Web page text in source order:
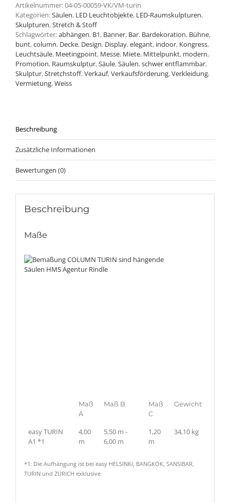
Artikelnummer:04-05-00059-VK/VM-turin
Kategorien:Säulen, LED Leuchtobjekte, LED-Raumskulpturen,
Skulpturen,Stretch & Stoff
Schlagwörter:abhängen, B1, Banner, Bar, Bardekoration, Bühne,
bunt,column, Decke, Design, Display,elegant, indoor, Kongress,
Leuchtsäule, Meetingpoint, Messe, Miete, Mittelpunkt, modern,
Promotion, Raumskulptur,Säule,Säulen,schwer entflammbar,
Skulptur,Stretchstoff,Verkauf,Verkaufsförderung,Verkleidung,
Vermietung,Weiss
Beschreibung
Zusätzliche Informationen
Bewertungen (0)
Beschreibung
Maße
Maß
A
Maß B
Maß
C
Gewicht
easy TURIN
A1 *1
4,00
m
5,50 m -
6,00 m
1,20
m
34,10 kg
*1: Die Aufhängung ist bei easy HELSINKI, BANGKOK, SANSIBAR,
TURIN und ZÜRICH exklusive